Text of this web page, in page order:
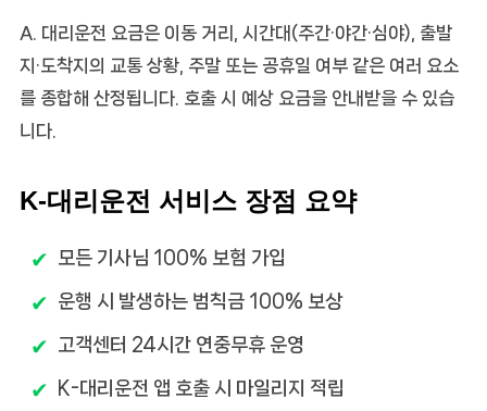
A. 대리운전 요금은 이동 거리, 시간대(주간·야간·심야), 출발
지·도착지의 교통 상황, 주말 또는 공휴일 여부 같은 여러 요소
를 종합해 산정됩니다. 호출 시 예상 요금을 안내받을 수 있습
니다.
K-대리운전 서비스 장점 요약
모든 기사님 100% 보험 가입
운행 시 발생하는 범칙금 100% 보상
고객센터 24시간 연중무휴 운영
K-대리운전 앱 호출 시 마일리지 적립